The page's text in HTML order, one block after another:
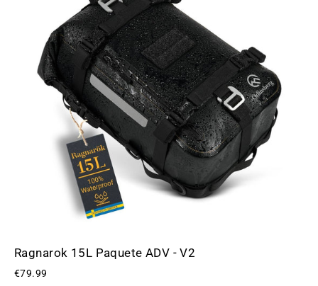
Ragnarok 15L Paquete ADV - V2
€79.99